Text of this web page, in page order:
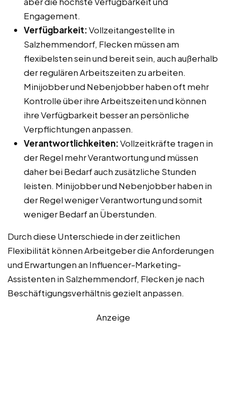
Engagement.
Verfügbarkeit:Vollzeitangestellte in
Salzhemmendorf, Flecken müssen am
flexibelsten sein und bereit sein, auch außerhalb
der regulären Arbeitszeiten zu arbeiten.
Minijobber und Nebenjobber haben oft mehr
Kontrolle über ihre Arbeitszeiten und können
ihre Verfügbarkeit besser an persönliche
Verpflichtungen anpassen.
Verantwortlichkeiten:Vollzeitkräfte tragen in
der Regel mehr Verantwortung und müssen
daher bei Bedarf auch zusätzliche Stunden
leisten. Minijobber und Nebenjobber haben in
der Regel weniger Verantwortung und somit
weniger Bedarf an Überstunden.
Durch diese Unterschiede in der zeitlichen
Flexibilität können Arbeitgeber die Anforderungen
und Erwartungen an Influencer-Marketing-
Assistenten in Salzhemmendorf, Flecken je nach
Beschäftigungsverhältnis gezielt anpassen.
Anzeige